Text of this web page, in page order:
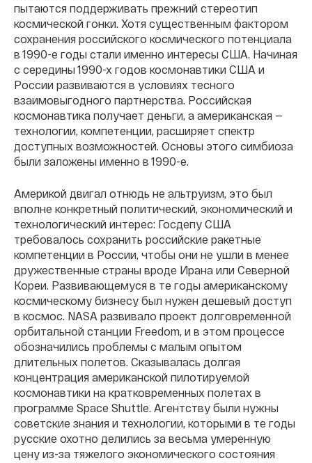
пытаются поддерживать прежний стереотип
космической гонки. Хотя существенным фактором
сохранения российского космического потенциала
в 1990-е годы стали именно интересы США. Начиная
с середины 1990-х годов космонавтики США и
России развиваются в условиях тесного
взаимовыгодного партнерства. Российская
космонавтика получает деньги, а американская —
технологии, компетенции, расширяет спектр
доступных возможностей. Основы этого симбиоза
были заложены именно в 1990-е.
Америкой двигал отнюдь не альтруизм, это был
вполне конкретный политический, экономический и
технологический интерес: Госдепу США
требовалось сохранить российские ракетные
компетенции в России, чтобы они не ушли в менее
дружественные страны вроде Ирана или Северной
Кореи. Развивающемуся в те годы американскому
космическому бизнесу был нужен дешевый доступ
в космос. NASA развивало проект долговременной
орбитальной станции Freedom, и в этом процессе
обозначились проблемы с малым опытом
длительных полетов. Сказывалась долгая
концентрация американской пилотируемой
космонавтики на кратковременных полетах в
программе Space Shuttle. Агентству были нужны
советские знания и технологии, которыми в те годы
русские охотно делились за весьма умеренную
цену из-за тяжелого экономического состояния